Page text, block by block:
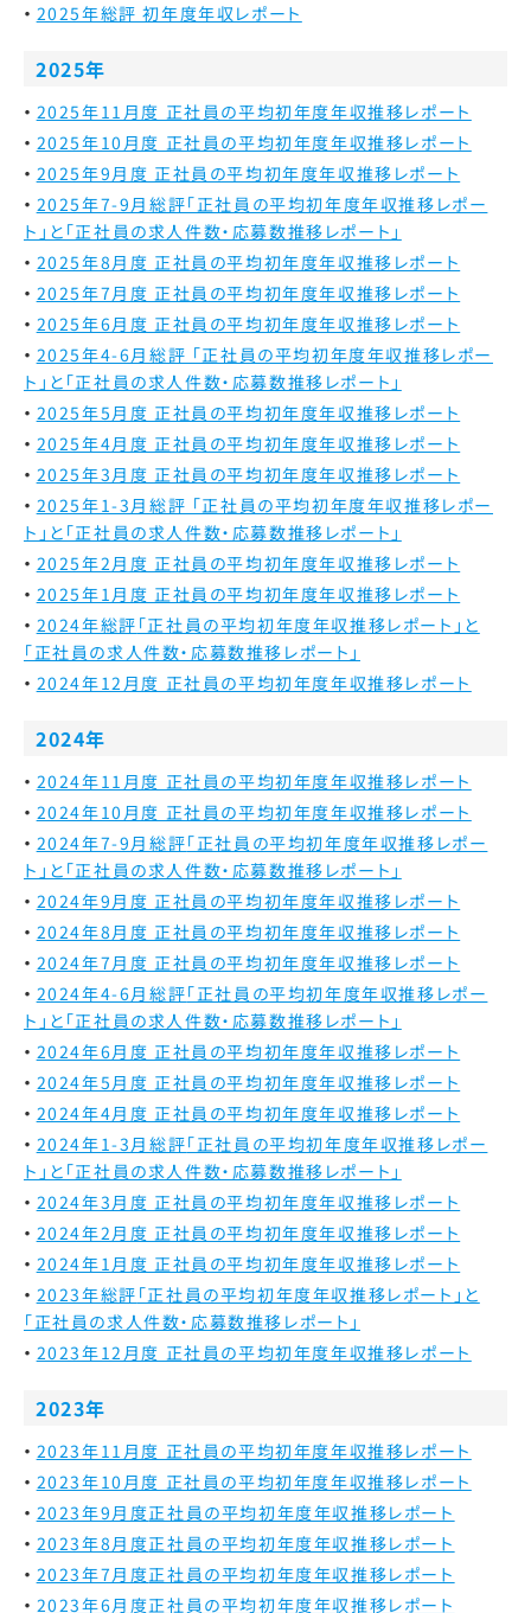
2025年総評 初年度年収レポート
2025年
2025年11月度 正社員の平均初年度年収推移レポート
2025年10月度 正社員の平均初年度年収推移レポート
2025年9月度 正社員の平均初年度年収推移レポート
2025年7-9月総評「正社員の平均初年度年収推移レポー
ト」と「正社員の求人件数・応募数推移レポート」
2025年8月度 正社員の平均初年度年収推移レポート
2025年7月度 正社員の平均初年度年収推移レポート
2025年6月度 正社員の平均初年度年収推移レポート
2025年4-6月総評 「正社員の平均初年度年収推移レポー
ト」と「正社員の求人件数・応募数推移レポート」
2025年5月度 正社員の平均初年度年収推移レポート
2025年4月度 正社員の平均初年度年収推移レポート
2025年3月度 正社員の平均初年度年収推移レポート
2025年1-3月総評 「正社員の平均初年度年収推移レポー
ト」と「正社員の求人件数・応募数推移レポート」
2025年2月度 正社員の平均初年度年収推移レポート
2025年1月度 正社員の平均初年度年収推移レポート
2024年総評 「正社員の平均初年度年収推移レポート」と
「正社員の求人件数・応募数推移レポート」
2024年12月度 正社員の平均初年度年収推移レポート
2024年
2024年11月度 正社員の平均初年度年収推移レポート
2024年10月度 正社員の平均初年度年収推移レポート
2024年7-9月総評「正社員の平均初年度年収推移レポー
ト」と「正社員の求人件数・応募数推移レポート」
2024年9月度 正社員の平均初年度年収推移レポート
2024年8月度 正社員の平均初年度年収推移レポート
2024年7月度 正社員の平均初年度年収推移レポート
2024年4-6月総評「正社員の平均初年度年収推移レポー
ト」と「正社員の求人件数・応募数推移レポート」
2024年6月度 正社員の平均初年度年収推移レポート
2024年5月度 正社員の平均初年度年収推移レポート
2024年4月度 正社員の平均初年度年収推移レポート
2024年1-3月総評「正社員の平均初年度年収推移レポー
ト」と「正社員の求人件数・応募数推移レポート」
2024年3月度 正社員の平均初年度年収推移レポート
2024年2月度 正社員の平均初年度年収推移レポート
2024年1月度 正社員の平均初年度年収推移レポート
2023年総評 「正社員の平均初年度年収推移レポート」と
「正社員の求人件数・応募数推移レポート」
2023年12月度 正社員の平均初年度年収推移レポート
2023年
2023年11月度 正社員の平均初年度年収推移レポート
2023年10月度 正社員の平均初年度年収推移レポート
2023年9月度正社員の平均初年度年収推移レポート
2023年8月度正社員の平均初年度年収推移レポート
2023年7月度正社員の平均初年度年収推移レポート
2023年6月度正社員の平均初年度年収推移レポート